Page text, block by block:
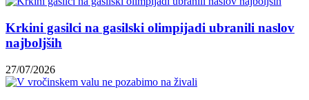
Krkini gasilci na gasilski olimpijadi ubranili naslov
najboljših
27/07/2026